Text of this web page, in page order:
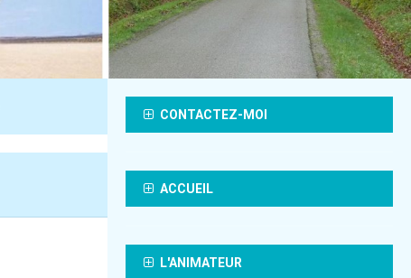
CONTACTEZ-MOI
ACCUEIL
L'ANIMATEUR